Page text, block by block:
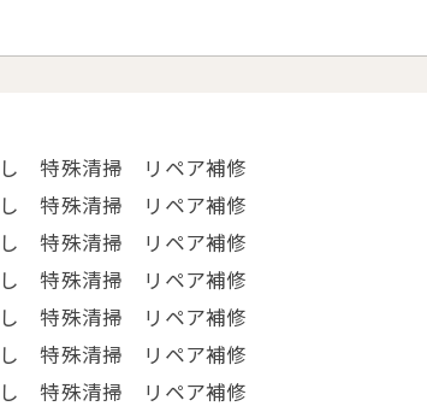
特殊清掃 リペア補修
特殊清掃 リペア補修
特殊清掃 リペア補修
特殊清掃 リペア補修
特殊清掃 リペア補修
特殊清掃 リペア補修
特殊清掃 リペア補修